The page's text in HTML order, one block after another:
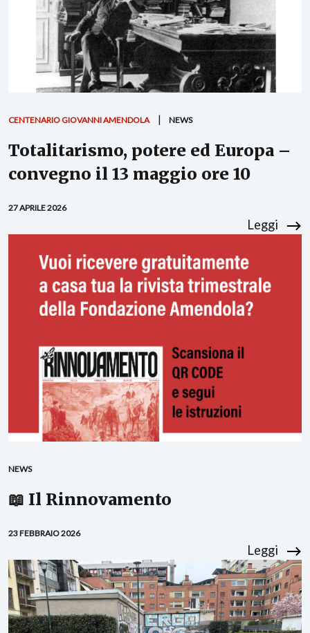
CENTENARIO GIOVANNI AMENDOLA NEWS
Totalitarismo, potere ed Europa –
convegno il 13 maggio ore 10
27 APRILE 2026
Leggi
NEWS
📖 Il Rinnovamento
23 FEBBRAIO 2026
Leggi